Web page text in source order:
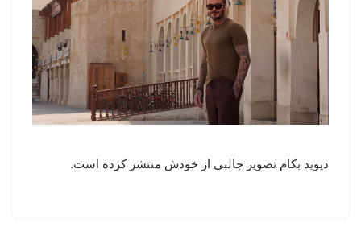
دیوید بکام تصویر جالبی از خودش منتشر کرده است.